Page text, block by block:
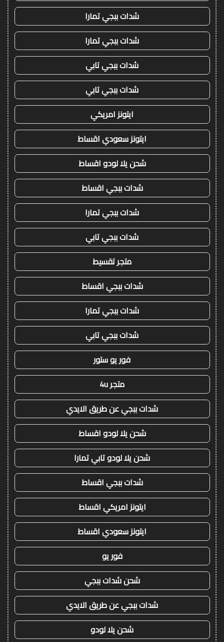
شدات ببجي تمارا
شدات ببجي تمارا
شدات ببجي تابي
شدات ببجي تابي
ايتونز امريكي
ايتونز سعودي اقساط
شحن يلا لودو اقساط
شدات ببجي اقساط
شدات ببجي تمارا
شدات ببجي تابي
متجر تقسيط
شدات ببجي اقساط
شدات ببجي تمارا
شدات ببجي تابي
فور يو ستور
متجر 4u
شدات ببجي عن طريق الايدي
شحن يلا لودو اقساط
شحن يلا لودو تابي تمارا
شدات ببجي اقساط
ايتونز امريكي اقساط
ايتونز سعودي اقساط
فور يو
شحن شدات ببجي
شدات ببجي عن طريق الايدي
شحن يلا لودو